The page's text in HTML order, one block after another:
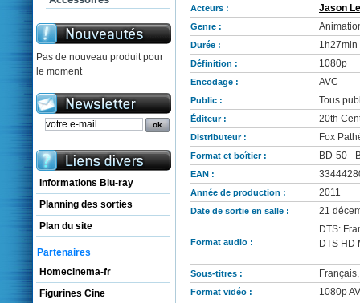
Pas de nouveau produit pour
le moment
Informations Blu-ray
Planning des sorties
Plan du site
Partenaires
Homecinema-fr
Figurines Cine
Acteurs : Jason
Genre :
Durée : 1h27min
Définition : 1080p
Encodage : AVC
Public : Tous
Éditeur : 20th
Distributeur : Fox
Format et boîtier : BD-50 -
EAN :
Année de production : 2011
Date de sortie en salle : 21
Format audio :
DTS:
DTS HD
Sous-titres :
Format vidéo : 1080p